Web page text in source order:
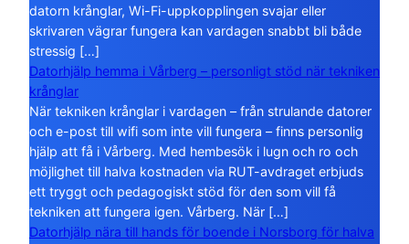
datorn krånglar, Wi-Fi-uppkopplingen svajar eller
skrivaren vägrar fungera kan vardagen snabbt bli både
stressig […]
Datorhjälp hemma i Vårberg – personligt stöd när tekniken
krånglar
När tekniken krånglar i vardagen – från strulande datorer
och e-post till wifi som inte vill fungera – finns personlig
hjälp att få i Vårberg. Med hembesök i lugn och ro och
möjlighet till halva kostnaden via RUT-avdraget erbjuds
ett tryggt och pedagogiskt stöd för den som vill få
tekniken att fungera igen. Vårberg. När […]
Datorhjälp nära till hands för boende i Norsborg för halva